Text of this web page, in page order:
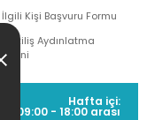
İlgili Kişi Başvuru Formu
Çekiliş Aydınlatma
Metni
Hafta içi:
09:00 - 18:00 arası